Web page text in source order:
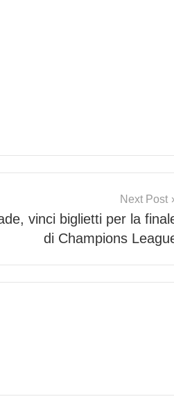
Next Post
vinci biglietti per la
di Champions